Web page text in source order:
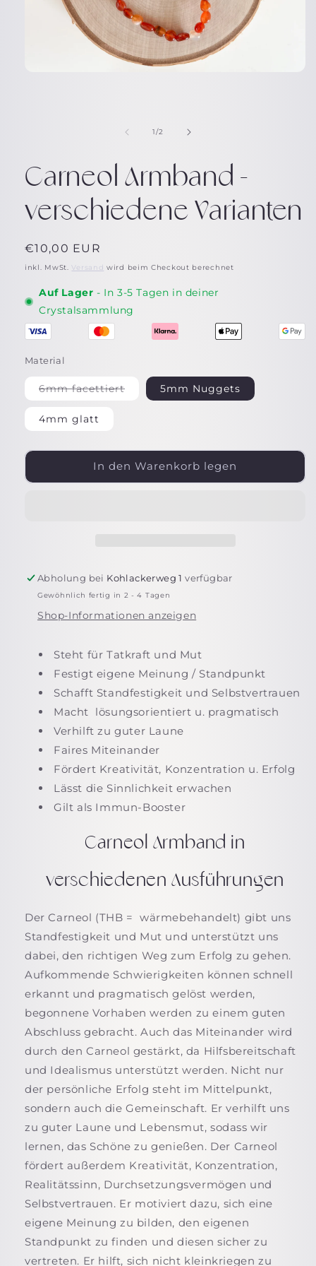
1/von
2
Carneol Armband -
verschiedene Varianten
Normaler
Preis
€10,00 EUR
inkl. MwSt. Versand wird beim Checkout berechnet
Auf Lager - In 3-5 Tagen in deiner
Crystalsammlung
Material
6mm facettiert
oder
5mm Nuggets
4mm glatt
In den Warenkorb legen
Abholung bei Kohlackerweg 1 verfügbar
Gewöhnlich fertig in 2 - 4 Tagen
Shop-Informationen anzeigen
Steht für Tatkraft und Mut
Festigt eigene Meinung / Standpunkt
Schafft Standfestigkeit und Selbstvertrauen
Macht lösungsorientiert u. pragmatisch
Verhilft zu guter Laune
Faires Miteinander
Fördert Kreativität, Konzentration u. Erfolg
Lässt die Sinnlichkeit erwachen
Gilt als Immun-Booster
Carneol Armband in
verschiedenen Ausführungen
Der Carneol (THB = wärmebehandelt) gibt uns
Standfestigkeit und Mut und unterstützt uns
dabei, den richtigen Weg zum Erfolg zu gehen.
Aufkommende Schwierigkeiten können schnell
erkannt und pragmatisch gelöst werden,
begonnene Vorhaben werden zu einem guten
Abschluss gebracht. Auch das Miteinander wird
durch den Carneol gestärkt, da Hilfsbereitschaft
und Idealismus unterstützt werden. Nicht nur
der persönliche Erfolg steht im Mittelpunkt,
sondern auch die Gemeinschaft. Er verhilft uns
zu guter Laune und Lebensmut, sodass wir
lernen, das Schöne zu genießen. Der Carneol
fördert außerdem Kreativität, Konzentration,
Realitätssinn, Durchsetzungsvermögen und
Selbstvertrauen. Er motiviert dazu, sich eine
eigene Meinung zu bilden, den eigenen
Standpunkt zu finden und diesen sicher zu
vertreten. Er hilft, sich nicht kleinkriegen zu